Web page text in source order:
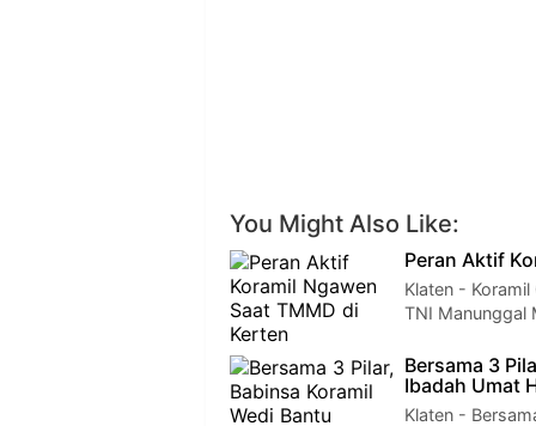
You Might Also Like:
Peran Aktif
Klaten -
TNI Manunggal
Bersama 3
Ibadah Umat
Klaten -